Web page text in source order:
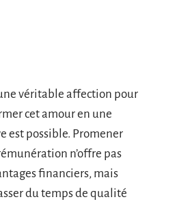
véritable affection pour
cet amour en une
est possible. Promener
n’offre pas
financiers, mais
du temps de qualité